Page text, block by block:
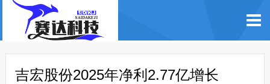
吉宏股份2025年净利2.77亿增长